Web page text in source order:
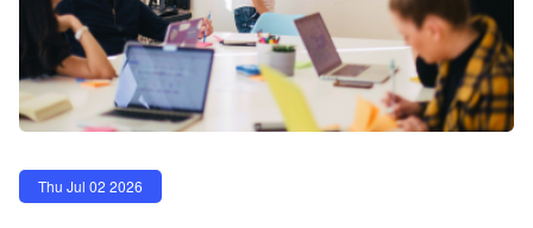
Thu Jul 02 2026